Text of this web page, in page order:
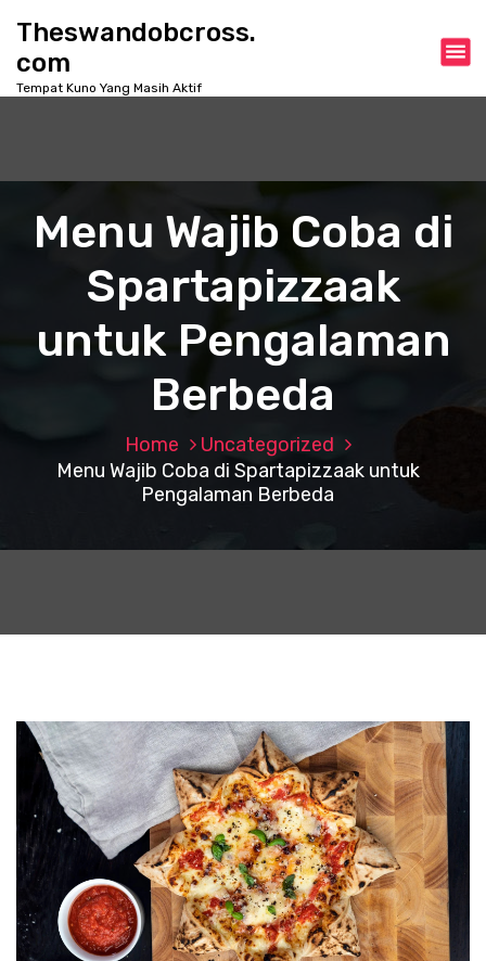
o
Theswandobcross.
com
Tempat Kuno Yang Masih Aktif
Menu Wajib Coba di
Spartapizzaak
untuk Pengalaman
Berbeda
Home
Uncategorized
Menu Wajib Coba di Spartapizzaak untuk
Pengalaman Berbeda